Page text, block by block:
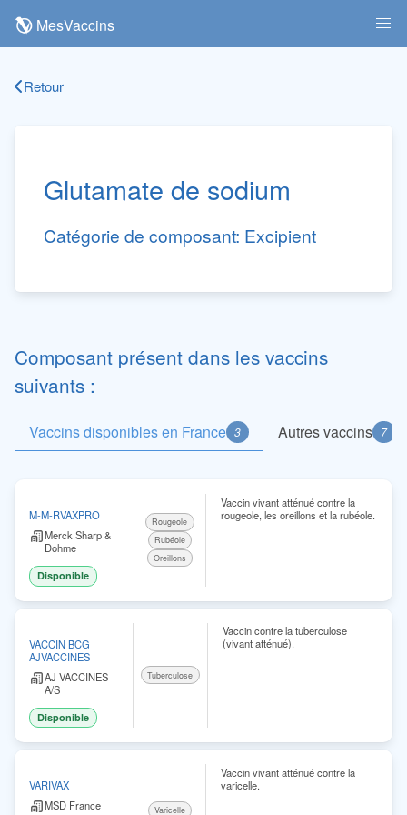
MesVaccins
Retour
Glutamate de sodium
Catégorie de composant: Excipient
Composant présent dans les vaccins
suivants :
Vaccins disponibles en France 3 Autres vaccins 7
M-M-RVAXPRO
Merck Sharp &
Dohme
Disponible
Rougeole
Rubéole
Oreillons
Vaccin vivant atténué contre la
rougeole, les oreillons et la rubéole.
VACCIN BCG
AJVACCINES
AJ VACCINES
A/S
Disponible
Tuberculose
Vaccin contre la tuberculose
(vivant atténué).
VARIVAX
MSD France
Varicelle
Vaccin vivant atténué contre la
varicelle.